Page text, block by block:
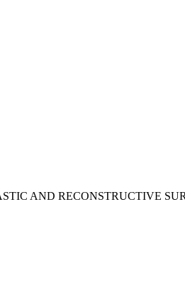
AND RECONSTRUCTIVE